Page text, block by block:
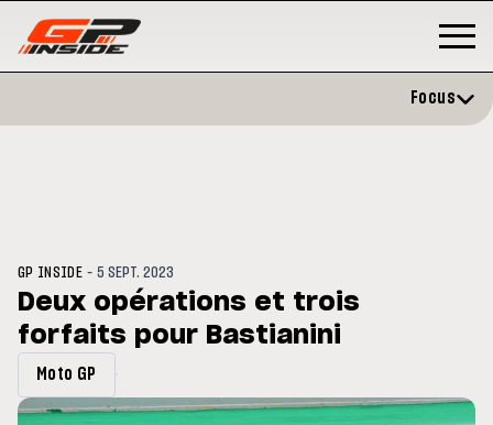
du GP de Grande-
MOTO GP
Focus
GP INSIDE -5 SEPT. 2023
Deux opérations et trois
forfaits pour Bastianini
Moto GP